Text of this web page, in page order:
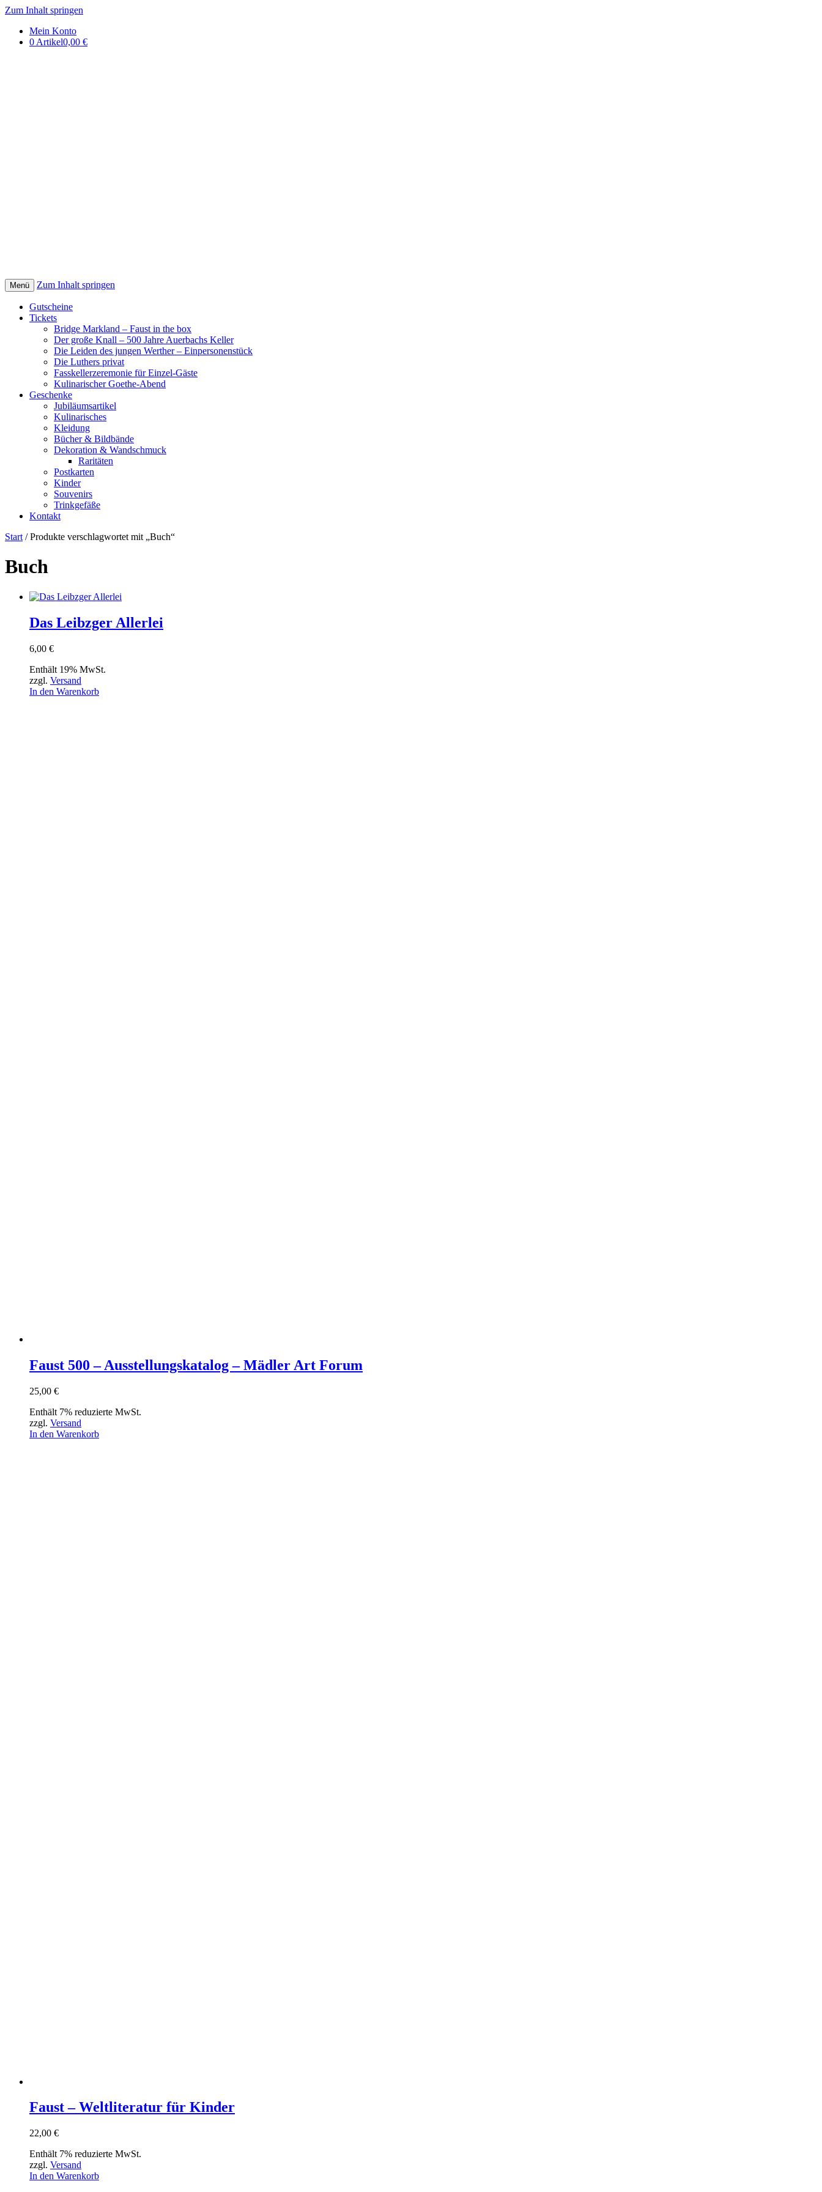
DE | Auerbachs Keller Onlineshop
Zum Inhalt springen
Mein Konto
0 Artikel0,00 €
Menü Zum Inhalt springen
Gutscheine
Tickets
Bridge Markland – Faust in the box
Der große Knall – 500 Jahre Auerbachs Keller
Die Leiden des jungen Werther – Einpersonenstück
Die Luthers privat
Fasskellerzeremonie für Einzel-Gäste
Kulinarischer Goethe-Abend
Geschenke
Jubiläumsartikel
Kulinarisches
Kleidung
Bücher & Bildbände
Dekoration & Wandschmuck
Raritäten
Postkarten
Kinder
Souvenirs
Trinkgefäße
Kontakt
Start / Produkte verschlagwortet mit „Buch“
Buch
Das Leibzger Allerlei
6,00 €
Enthält 19% MwSt.
zzgl. Versand
In den Warenkorb
Faust 500 – Ausstellungskatalog – Mädler Art Forum
25,00 €
Enthält 7% reduzierte MwSt.
zzgl. Versand
In den Warenkorb
Faust – Weltliteratur für Kinder
22,00 €
Enthält 7% reduzierte MwSt.
zzgl. Versand
In den Warenkorb